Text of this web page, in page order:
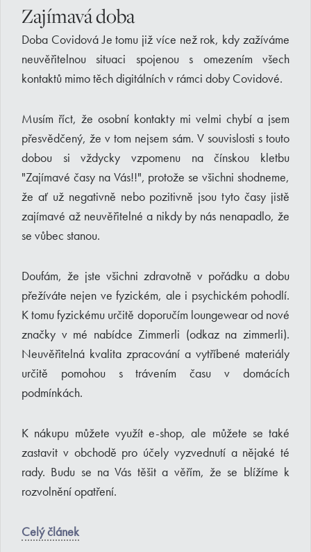
Zajímavá doba
Doba Covidová Je tomu již více než rok, kdy zažíváme
neuvěřitelnou situaci spojenou s omezením všech
kontaktů mimo těch digitálních v rámci doby Covidové.
Musím říct, že osobní kontakty mi velmi chybí a jsem
přesvědčený, že v tom nejsem sám. V souvislosti s touto
dobou si vždycky vzpomenu na čínskou kletbu
"Zajímavé časy na Vás!!", protože se všichni shodneme,
že ať už negativně nebo pozitivně jsou tyto časy jistě
zajímavé až neuvěřitelné a nikdy by nás nenapadlo, že
se vůbec stanou.
Doufám, že jste všichni zdravotně v pořádku a dobu
přežíváte nejen ve fyzickém, ale i psychickém pohodlí.
K tomu fyzickému určitě doporučím loungewear od nové
značky v mé nabídce Zimmerli (odkaz na zimmerli).
Neuvěřitelná kvalita zpracování a vytříbené materiály
určitě pomohou s trávením času v domácích
podmínkách.
K nákupu můžete využít e-shop, ale můžete se také
zastavit v obchodě pro účely vyzvednutí a nějaké té
rady. Budu se na Vás těšit a věřím, že se blížíme k
rozvolnění opatření.
Celý článek